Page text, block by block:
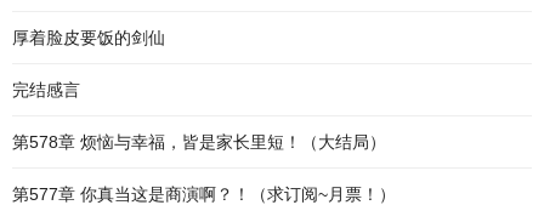
厚着脸皮要饭的剑仙
完结感言
第578章 烦恼与幸福，皆是家长里短！（大结局）
第577章 你真当这是商演啊？！（求订阅~月票！）